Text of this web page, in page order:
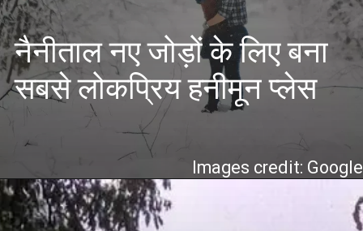
नैनीताल नए जोड़ों के लिए बना
सबसे लोकप्रिय हनीमून प्लेस
Images credit: Google